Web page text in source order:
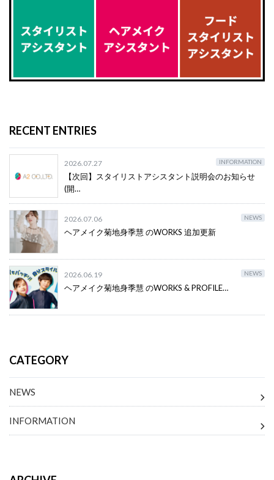
RECENT ENTRIES
2026.07.27 INFORMATION
【次回】スタイリストアシスタント説明会のお知らせ
(開…
2026.07.06 NEWS
ヘアメイク菊地身季慧 のWORKS 追加更新
2026.06.19 NEWS
ヘアメイク菊地身季慧 のWORKS & PROFILE…
CATEGORY
NEWS
INFORMATION